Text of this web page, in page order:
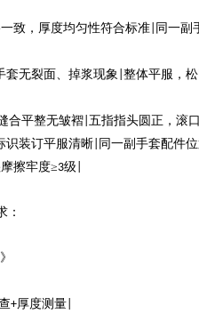
致，厚度均匀性符合标准 同一副
套无裂面、掉浆现象 整体平服，
合平整无皱褶 五指指头圆正，滚
识装订平服清晰 同一副手套配件
擦牢度≥3级
：
+厚度测量